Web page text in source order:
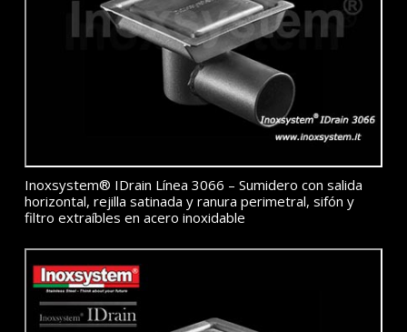
Inoxsystem® IDrain Línea 3066 – Sumidero con salida
horizontal, rejilla satinada y ranura perimetral, sifón y
filtro extraíbles en acero inoxidable